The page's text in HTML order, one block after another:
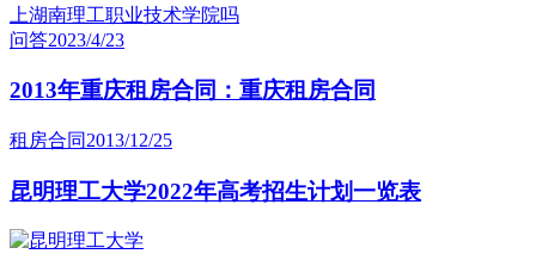
问答2023/4/23
2013年重庆租房合同：重庆租房合同
租房合同 2013/12/25
昆明理工大学2022年高考招生计划一览表